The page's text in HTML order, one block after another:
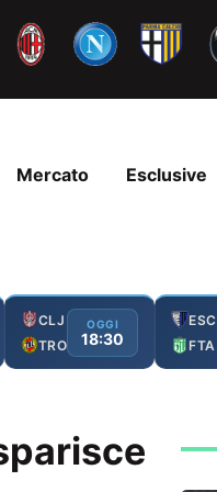
Mercato Esclusive
CLJ
TRO
OGGI
18:30
ESC
FTA